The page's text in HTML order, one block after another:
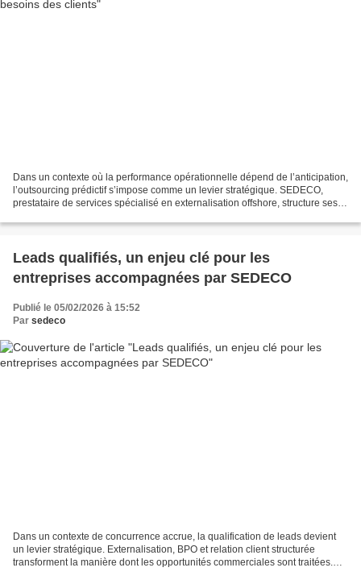
Dans un contexte où la performance opérationnelle dépend de l’anticipation,
l’outsourcing prédictif s’impose comme un levier stratégique. SEDECO,
prestataire de services spécialisé en externalisation offshore, structure ses
Leads qualifiés, un enjeu clé pour les
entreprises accompagnées par SEDECO
Publié le 05/02/2026 à 15:52
Par sedeco
Dans un contexte de concurrence accrue, la qualification de leads devient
un levier stratégique. Externalisation, BPO et relation client structurée
transforment la manière dont les opportunités commerciales sont traitées.